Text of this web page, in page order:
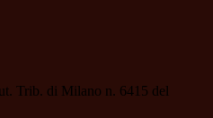
Trib. di Milano n. 6415 del